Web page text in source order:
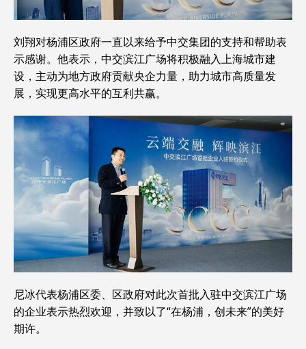
刘翔对杨浦区政府一直以来给予中交集团的支持和帮助表
示感谢。他表示，中交滨江广场将积极融入上海城市建
设，主动为地方政府贡献央企力量，助力城市高质量发
展，实现更高水平的互利共赢。
尼冰代表杨浦区委、区政府对此次首批入驻中交滨江广场
的企业表示热烈欢迎，并致以了“在杨浦，创未来”的美好
期许。